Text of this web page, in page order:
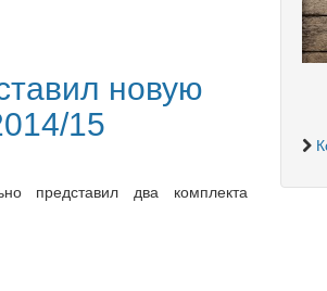
новую
15
представил два комплекта